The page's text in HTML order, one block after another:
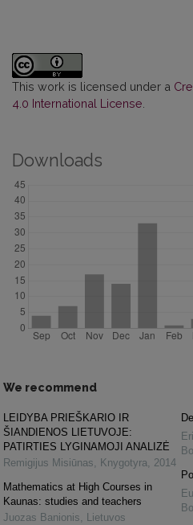
This work is licensed under a
4.0 International License.
Downloads
We recommend
LEIDYBA PRIEŠKARIO IR
ŠIANDIENOS LIETUVOJE:
PATIRTIES LYGINAMOJI ANALIZĖ
Remigijus Misiūnas, Knygotyra, 2014
Mathematics at High Courses in
Kaunas: studies and teachers
Juozas Banionis, Lietuvos